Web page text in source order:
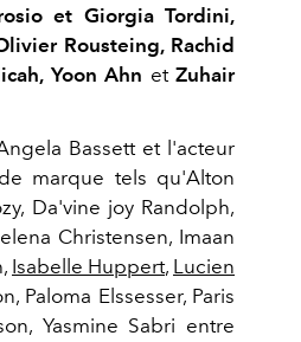
et Giorgia Tordini,
Rousteing, Rachid
Yoon Ahn etZuhair
Bassett et l'acteur
marque tels qu'Alton
Da'vine joy Randolph,
Christensen, Imaan
Isabelle Huppert, Lucien
Paloma Elssesser, Paris
Yasmine Sabri entre